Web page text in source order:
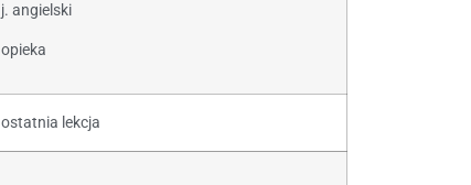
j. angielski
opieka
ostatnia lekcja